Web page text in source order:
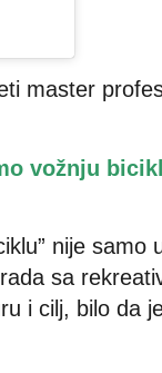
master
vožnju
nije samo
sa
i cilj, bilo da